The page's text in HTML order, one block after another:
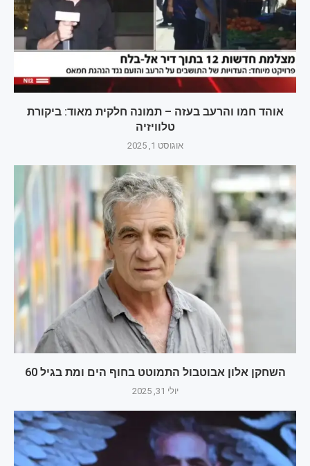
אוהד חמו והרעב בעזה – תמונה חלקית מאוד: ביקורת
טלוויזיה
אוגוסט 1, 2025
השחקן אלון אבוטבול התמוטט בחוף הים ומת בגיל 60
יולי 31, 2025